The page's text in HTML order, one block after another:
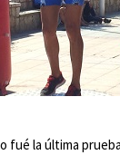
fué la última